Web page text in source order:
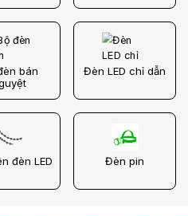
bán
Đèn LED chỉ dẫn
đèn LED Đèn pin